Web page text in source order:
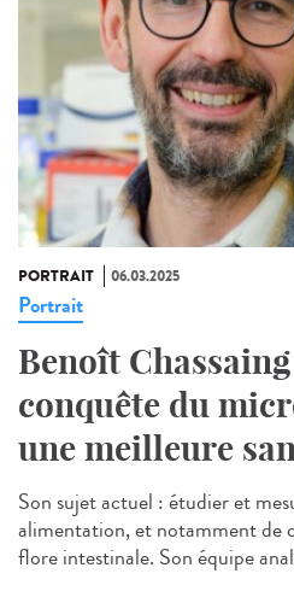
PORTRAIT 06.03.2025
Portrait
Benoît
conquête du
une meilleure
Son sujet actuel : étudier et
alimentation, et notamment de
flore intestinale. Son équipe